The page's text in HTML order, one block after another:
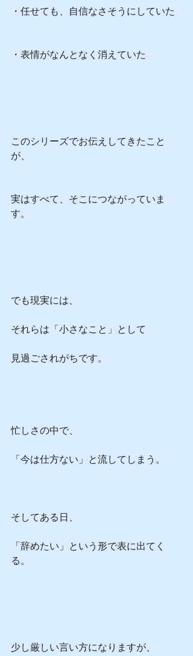
・任せても、自信なさそうにしていた
・表情がなんとなく消えていた
このシリーズでお伝えしてきたこと
が、
実はすべて、そこにつながっていま
す。
でも現実には、
それらは「小さなこと」として
見過ごされがちです。
忙しさの中で、
「今は仕方ない」と流してしまう。
そしてある日、
「辞めたい」という形で表に出てく
る。
少し厳しい言い方になりますが、